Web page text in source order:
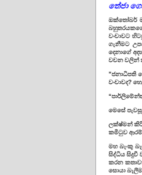
තේජා
ඔක්තෝබර්
වංචාවට
ගැනීමට
දෙනාගේ
වචන වලින්
”ජනාධිපති
වංචාවද?
මෙසේ
ලක්ෂ්මන්
කමිටුව
මහ බැංකු
සිද්ධිය සිදුවී
කරන
සොයා